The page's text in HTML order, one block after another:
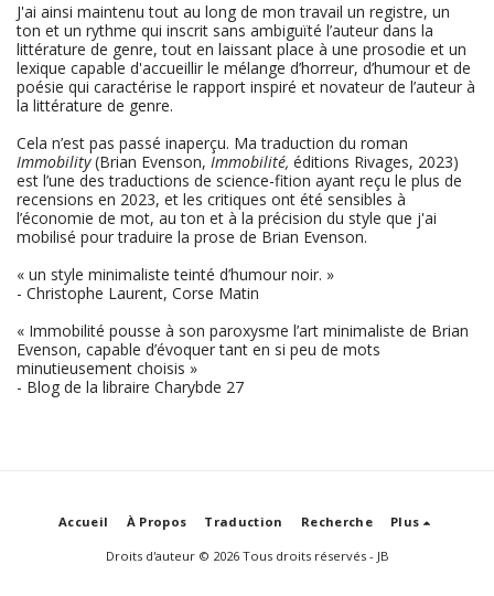
J'ai ainsi maintenu tout au long de mon travail un registre, un
ton et un rythme qui inscrit sans ambiguïté l’auteur dans la
littérature de genre, tout en laissant place à une prosodie et un
lexique capable d'accueillir le mélange d’horreur, d’humour et de
poésie qui caractérise le rapport inspiré et novateur de l’auteur à
la littérature de genre.
Cela n’est pas passé inaperçu. Ma traduction du roman
Immobility(Brian Evenson, Immobilité, éditions Rivages, 2023)
est l’une des traductions de science-fition ayant reçu le plus de
recensions en 2023, et les critiques ont été sensibles à
l’économie de mot, au ton et à la précision du style que j'ai
mobilisé pour traduire la prose de Brian Evenson.
« un style minimaliste teinté d’humour noir. »
- Christophe Laurent, Corse Matin
« Immobilité pousse à son paroxysme l’art minimaliste de Brian
Evenson, capable d’évoquer tant en si peu de mots
minutieusement choisis »
- Blog de la libraire Charybde 27
Accueil À Propos Traduction Recherche Plus
Droits d'auteur © 2026 Tous droits réservés - JB